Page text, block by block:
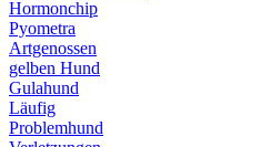
Hormonchip
Pyometra
Artgenossen
gelben Hund
Gulahund
Läufig
Problemhund